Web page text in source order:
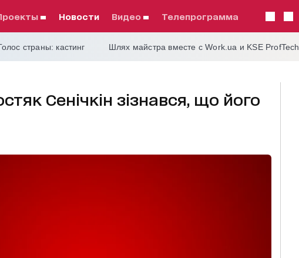
проекты Новости видео телепрограмма
страны: кастинг Шлях майстра вместе с Work.ua и KSE ProfTech
Сенічкін зізнався, що його